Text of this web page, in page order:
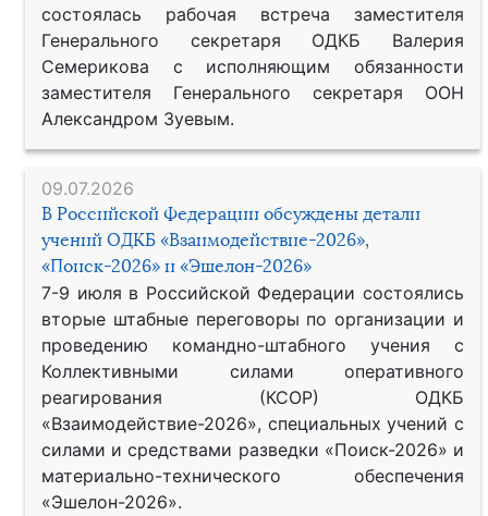
состоялась рабочая встреча заместителя
Генерального секретаря ОДКБ Валерия
Семерикова с исполняющим обязанности
заместителя Генерального секретаря ООН
Александром Зуевым.
09.07.2026
В Российской Федерации обсуждены детали
учений ОДКБ «Взаимодействие-2026»,
«Поиск-2026» и «Эшелон-2026»
7-9 июля в Российской Федерации состоялись
вторые штабные переговоры по организации и
проведению командно-штабного учения с
Коллективными силами оперативного
реагирования (КСОР) ОДКБ
«Взаимодействие-2026», специальных учений с
силами и средствами разведки «Поиск-2026» и
материально-технического обеспечения
«Эшелон-2026».